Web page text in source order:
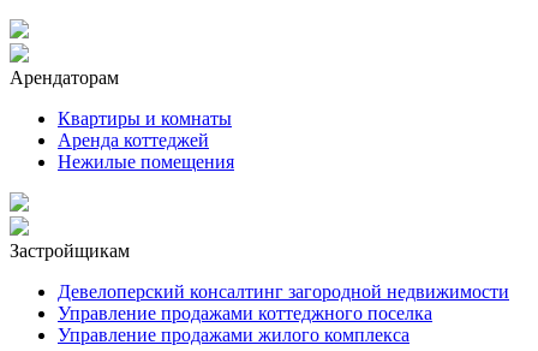
Арендаторам
Квартиры и комнаты
Аренда коттеджей
Нежилые помещения
Застройщикам
Девелоперский консалтинг загородной недвижимости
Управление продажами коттеджного поселка
Управление продажами жилого комплекса